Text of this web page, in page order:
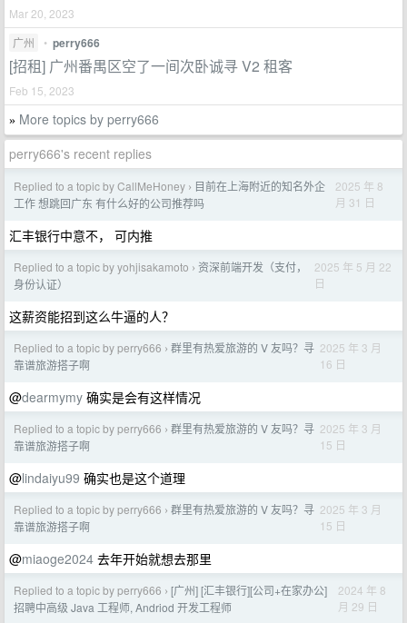
Mar 20, 2023
广州
• perry666
[招租] 广州番禺区空了一间次卧诚寻 V2 租客
Feb 15, 2023
» More topics by perry666
perry666's recent replies
Replied to a topic by CallMeHoney › 目前在上海附近的知名外企
工作 想跳回广东 有什么好的公司推荐吗
2025 年 8
月 31 日
汇丰银行中意不， 可内推
Replied to a topic by yohjisakamoto › 资深前端开发（支付，
身份认证）
2025 年 5 月 22
日
这薪资能招到这么牛逼的人？
Replied to a topic by perry666 › 群里有热爱旅游的 V 友吗？寻
靠谱旅游搭子啊
2025 年 3 月
16 日
@dearmymy 确实是会有这样情况
Replied to a topic by perry666 › 群里有热爱旅游的 V 友吗？寻
靠谱旅游搭子啊
2025 年 3 月
15 日
@lindaiyu99 确实也是这个道理
Replied to a topic by perry666 › 群里有热爱旅游的 V 友吗？寻
靠谱旅游搭子啊
2025 年 3 月
15 日
@miaoge2024 去年开始就想去那里
Replied to a topic by perry666 › [广州] [汇丰银行][公司+在家办公]
招聘中高级 Java 工程师, Andriod 开发工程师
2024 年 8
月 29 日